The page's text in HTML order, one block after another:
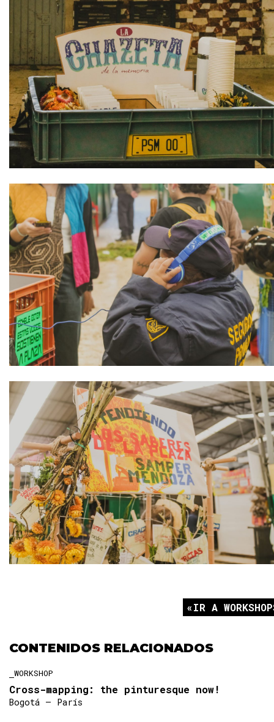
IR A
CONTENIDOS RELACIONADOS
WORKSHOP
Cross-mapping: the pinturesque now!
Bogotá — París